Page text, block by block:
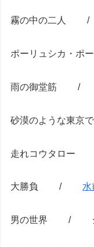
霧の中の二人 /
ポーリュシカ
雨の御堂筋
砂漠のような
走れコウタロー
大勝負 / 水
男の世界 / ジ